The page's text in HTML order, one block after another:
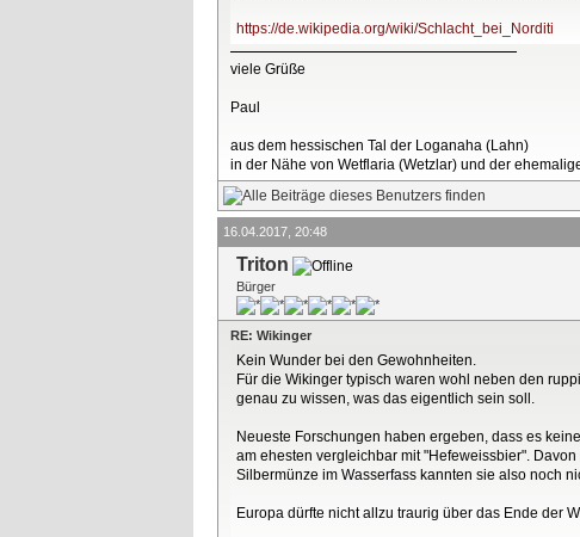
https://de.wikipedia.org/wiki/Schlacht_bei_Norditi
viele Grüße
Paul
aus dem hessischen Tal der Loganaha (Lahn)
in der Nähe von Wetflaria (Wetzlar) und der
16.04.2017, 20:48
Triton
Bürger
RE: Wikinger
Kein Wunder bei den Gewohnheiten.
Für die Wikinger typisch waren wohl neben den
genau zu wissen, was das eigentlich sein soll.
Neueste Forschungen haben ergeben, dass es
am ehesten vergleichbar mit "Hefeweissbier".
Silbermünze im Wasserfass kannten sie also noch
Europa dürfte nicht allzu traurig über das Ende der